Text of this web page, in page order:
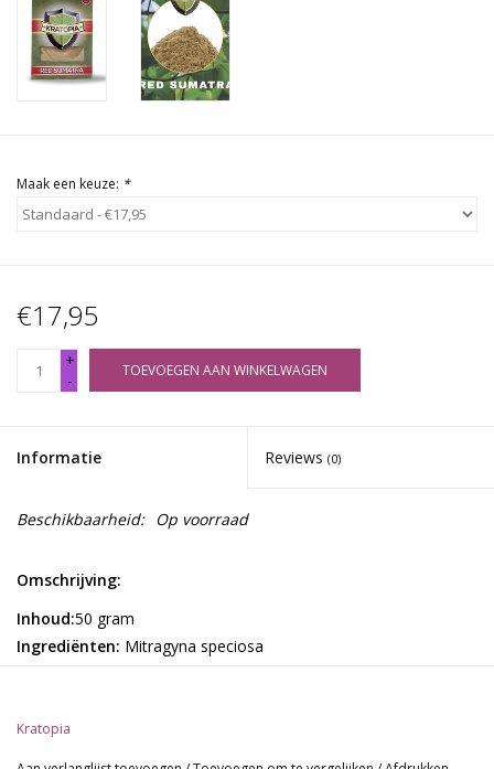
Maak een keuze: *
€17,95
+
-
TOEVOEGEN AAN WINKELWAGEN
Informatie Reviews (0)
Beschikbaarheid: Op voorraad
Omschrijving:
Inhoud:50 gram
Ingrediënten: Mitragyna speciosa
karakter, bijvoorbeeld later op de dag of in de avond.
Kratopia